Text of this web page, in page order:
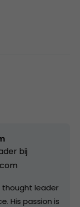
bij
thought leader
His passion is